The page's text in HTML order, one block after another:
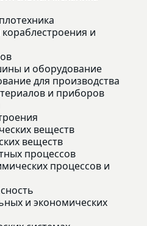
и
и оборудование
для производства
и приборов
веществ
веществ
процессов
процессов и
и экономических